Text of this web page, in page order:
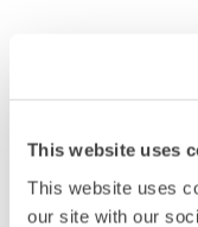
This website uses
This website uses
our site with our